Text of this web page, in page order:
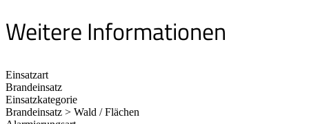
Weitere Informationen
Einsatzart
Brandeinsatz
Einsatzkategorie
Brandeinsatz > Wald / Flächen